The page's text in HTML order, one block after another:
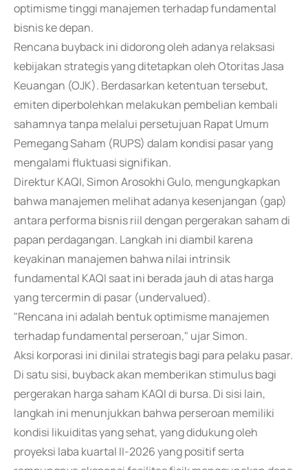
optimisme tinggi manajemen terhadap fundamental
bisnis ke depan.
Rencana buyback ini didorong oleh adanya relaksasi
kebijakan strategis yang ditetapkan oleh Otoritas Jasa
Keuangan (OJK). Berdasarkan ketentuan tersebut,
emiten diperbolehkan melakukan pembelian kembali
sahamnya tanpa melalui persetujuan Rapat Umum
Pemegang Saham (RUPS) dalam kondisi pasar yang
mengalami fluktuasi signifikan.
Direktur KAQI, Simon Arosokhi Gulo, mengungkapkan
bahwa manajemen melihat adanya kesenjangan (gap)
antara performa bisnis riil dengan pergerakan saham di
papan perdagangan. Langkah ini diambil karena
keyakinan manajemen bahwa nilai intrinsik
fundamental KAQI saat ini berada jauh di atas harga
yang tercermin di pasar (undervalued).
"Rencana ini adalah bentuk optimisme manajemen
terhadap fundamental perseroan," ujar Simon.
Aksi korporasi ini dinilai strategis bagi para pelaku pasar.
Di satu sisi, buyback akan memberikan stimulus bagi
pergerakan harga saham KAQI di bursa. Di sisi lain,
langkah ini menunjukkan bahwa perseroan memiliki
kondisi likuiditas yang sehat, yang didukung oleh
proyeksi laba kuartal II-2026 yang positif serta